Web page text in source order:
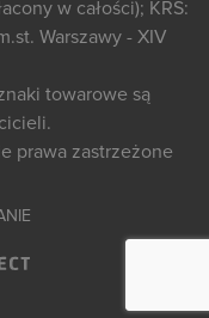
w całości); KRS:
Warszawy - XIV
towarowe są
prawa zastrzeżone